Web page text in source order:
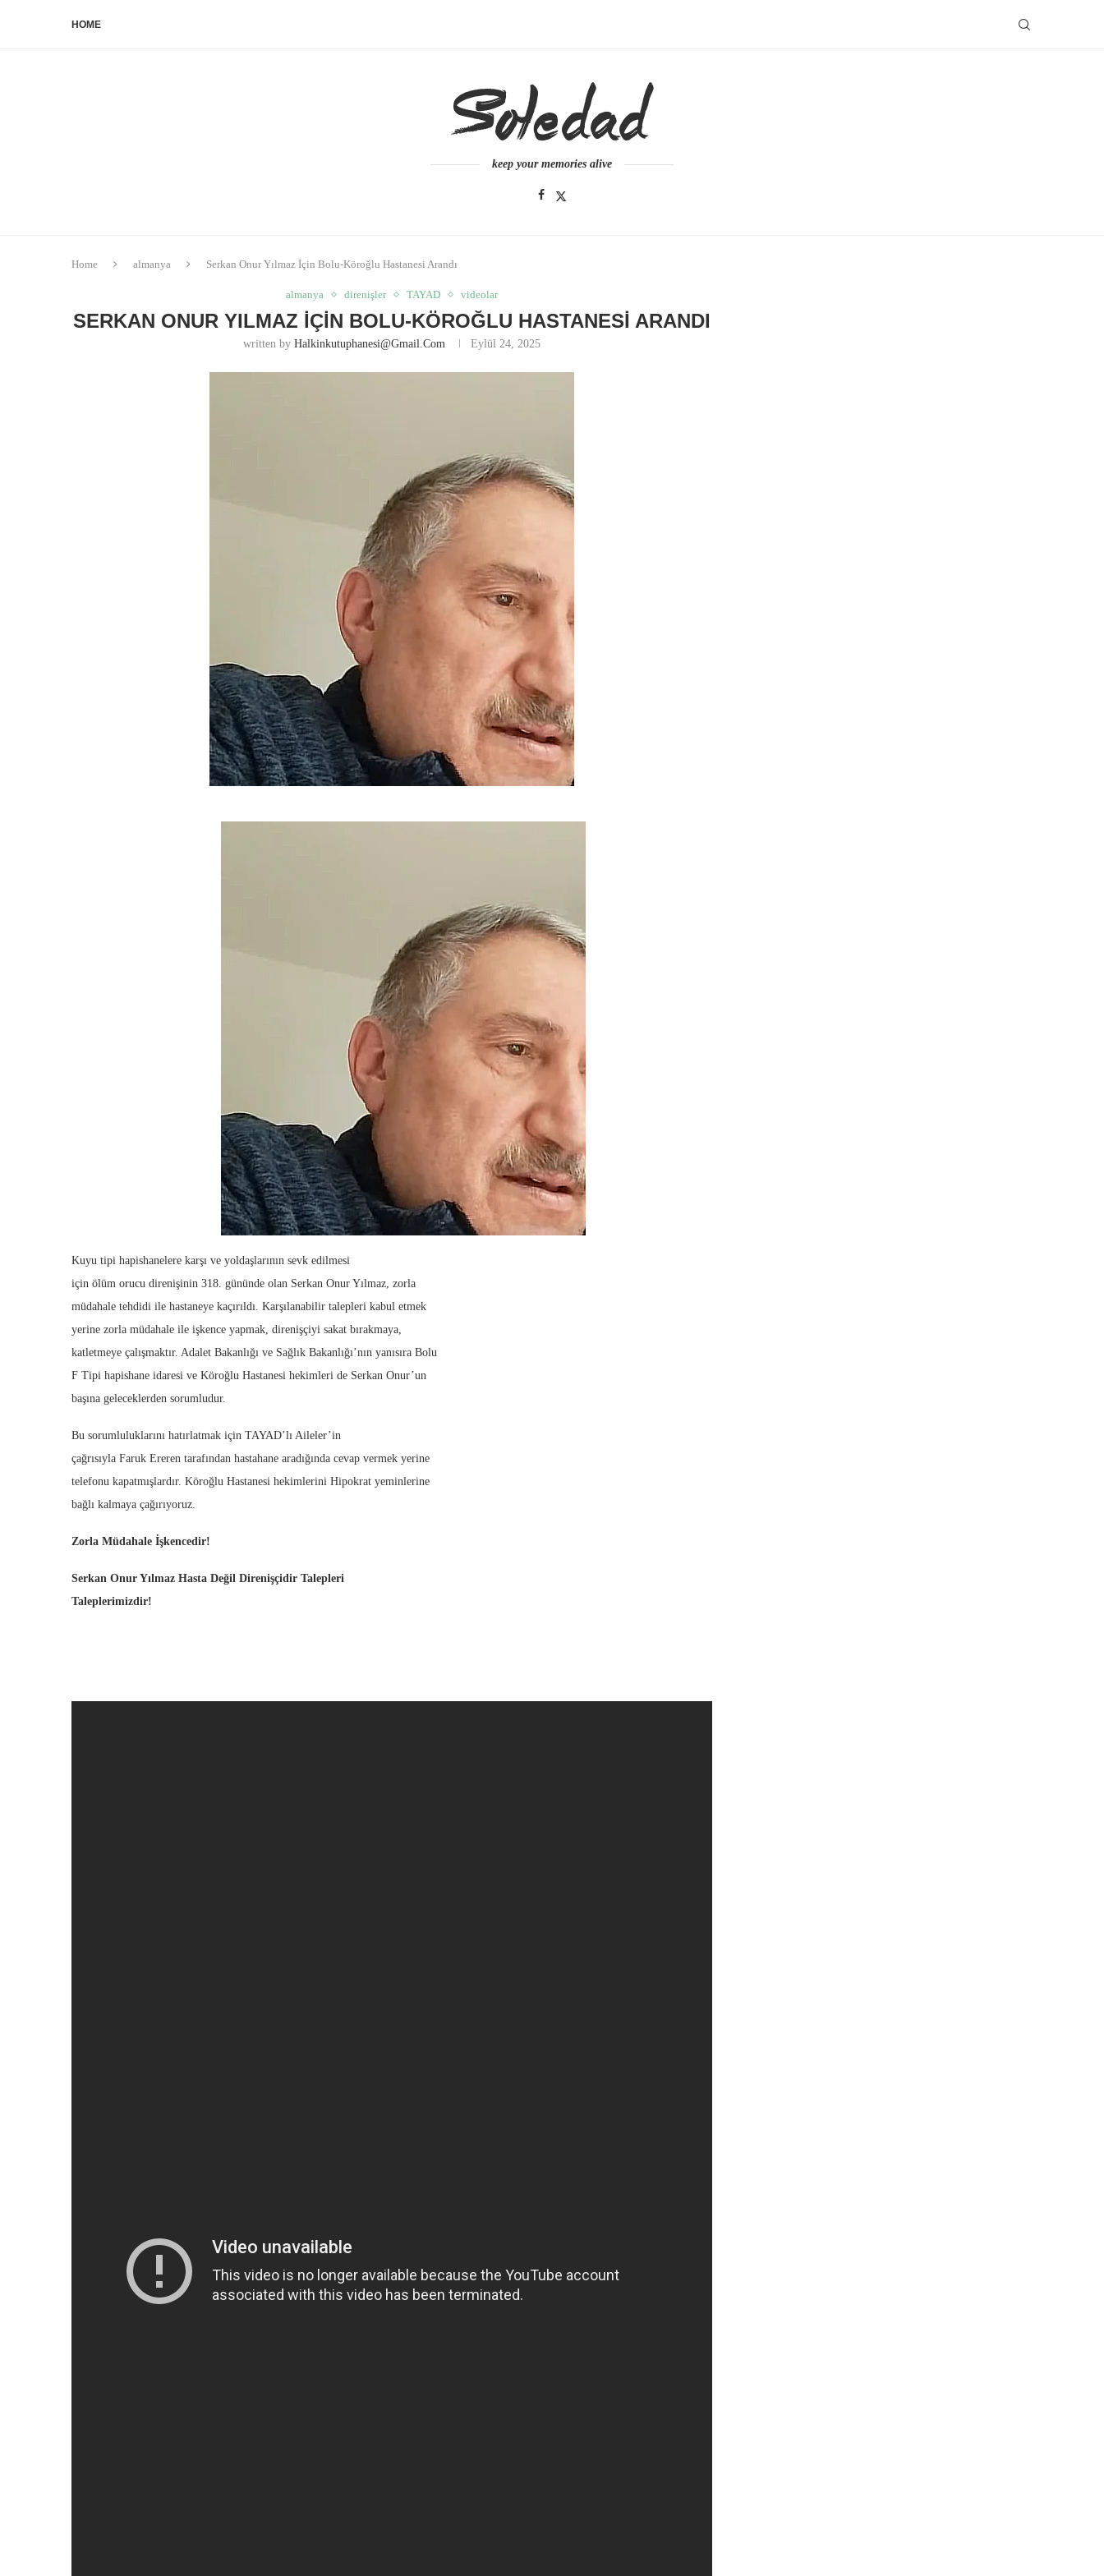
HOME
keep your memories alive
Home almanya Serkan Onur Yılmaz İçin Bolu-Köroğlu Hastanesi Arandı
almanya direnişler TAYAD videolar
SERKAN ONUR YILMAZ İÇIN BOLU-KÖROĞLU HASTANESI ARANDI
written by Halkinkutuphanesi@gmail.com Eylül 24, 2025
Kuyu tipi hapishanelere karşı ve yoldaşlarının sevk edilmesi
için ölüm orucu direnişinin 318. gününde olan Serkan Onur Yılmaz, zorla
müdahale tehdidi ile hastaneye kaçırıldı. Karşılanabilir talepleri kabul etmek
yerine zorla müdahale ile işkence yapmak, direnişçiyi sakat bırakmaya,
katletmeye çalışmaktır. Adalet Bakanlığı ve Sağlık Bakanlığı’nın yanısıra Bolu
F Tipi hapishane idaresi ve Köroğlu Hastanesi hekimleri de Serkan Onur’un
başına geleceklerden sorumludur.
Bu sorumluluklarını hatırlatmak için TAYAD’lı Aileler’in
çağrısıyla Faruk Ereren tarafından hastahane aradığında cevap vermek yerine
telefonu kapatmışlardır. Köroğlu Hastanesi hekimlerini Hipokrat yeminlerine
bağlı kalmaya çağırıyoruz.
Zorla Müdahale İşkencedir!
Serkan Onur Yılmaz Hasta Değil Direnişçidir Talepleri
Taleplerimizdir!